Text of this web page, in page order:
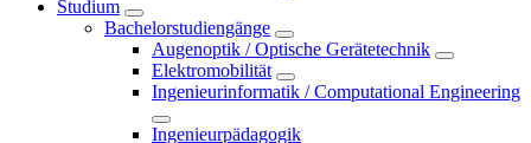
Studium
Bachelorstudiengänge
Augenoptik / Optische Gerätetechnik
Elektromobilität
Ingenieurinformatik / Computational Engineering
Ingenieurpädagogik